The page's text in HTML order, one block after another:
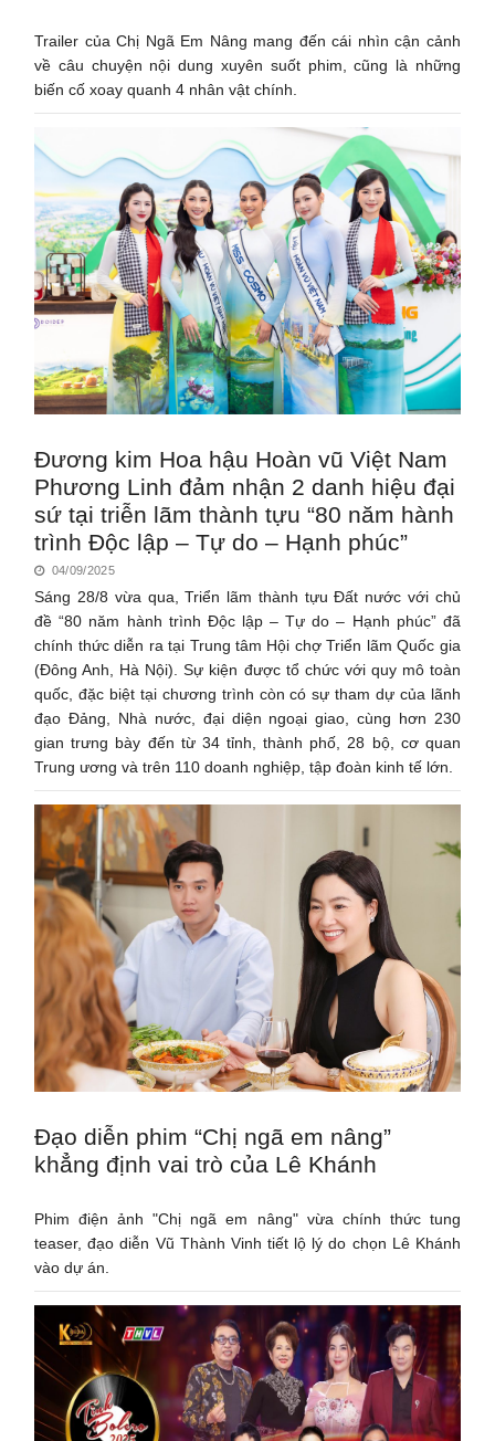
Trailer của Chị Ngã Em Nâng mang đến cái nhìn cận cảnh
về câu chuyện nội dung xuyên suốt phim, cũng là những
biến cố xoay quanh 4 nhân vật chính.
Đương kim Hoa hậu Hoàn vũ Việt Nam
Phương Linh đảm nhận 2 danh hiệu đại
sứ tại triễn lãm thành tựu “80 năm hành
trình Độc lập – Tự do – Hạnh phúc”
04/09/2025
Sáng 28/8 vừa qua, Triển lãm thành tựu Đất nước với chủ
đề “80 năm hành trình Độc lập – Tự do – Hạnh phúc” đã
chính thức diễn ra tại Trung tâm Hội chợ Triển lãm Quốc gia
(Đông Anh, Hà Nội). Sự kiện được tổ chức với quy mô toàn
quốc, đặc biệt tại chương trình còn có sự tham dự của lãnh
đạo Đảng, Nhà nước, đại diện ngoại giao, cùng hơn 230
gian trưng bày đến từ 34 tỉnh, thành phố, 28 bộ, cơ quan
Trung ương và trên 110 doanh nghiệp, tập đoàn kinh tế lớn.
Đạo diễn phim “Chị ngã em nâng”
khẳng định vai trò của Lê Khánh
Phim điện ảnh "Chị ngã em nâng" vừa chính thức tung
teaser, đạo diễn Vũ Thành Vinh tiết lộ lý do chọn Lê Khánh
vào dự án.